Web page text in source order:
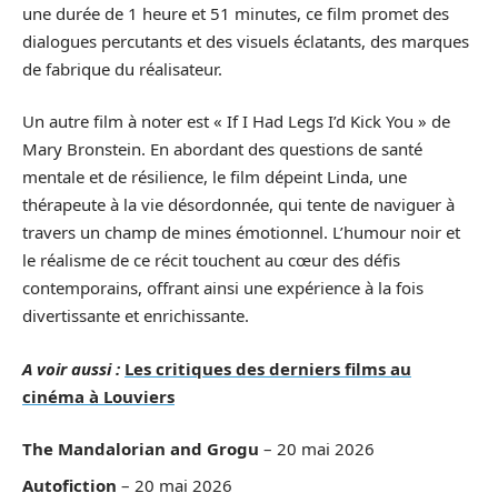
une durée de 1 heure et 51 minutes, ce film promet des
dialogues percutants et des visuels éclatants, des marques
de fabrique du réalisateur.
Un autre film à noter est « If I Had Legs I’d Kick You » de
Mary Bronstein. En abordant des questions de santé
mentale et de résilience, le film dépeint Linda, une
thérapeute à la vie désordonnée, qui tente de naviguer à
travers un champ de mines émotionnel. L’humour noir et
le réalisme de ce récit touchent au cœur des défis
contemporains, offrant ainsi une expérience à la fois
divertissante et enrichissante.
A voir aussi : Les critiques des derniers films au
cinéma à Louviers
The Mandalorian and Grogu – 20 mai 2026
Autofiction – 20 mai 2026